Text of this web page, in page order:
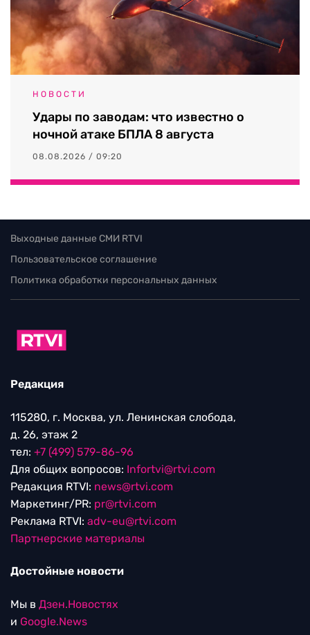
НОВОСТИ
Удары по заводам: что известно о
ночной атаке БПЛА 8 августа
08.08.2026 / 09:20
Выходные данные СМИ RTVI
Пользовательское соглашение
Политика обработки персональных данных
Редакция
115280, г. Москва, ул. Ленинская слобода,
д. 26, этаж 2
тел: +7 (499) 579-86-96
Для общих вопросов: Infortvi@rtvi.com
Редакция RTVI: news@rtvi.com
Маркетинг/PR: pr@rtvi.com
Реклама RTVI: adv-eu@rtvi.com
Партнерские материалы
Достойные новости
Мы в Дзен.Новостях
и Google.News